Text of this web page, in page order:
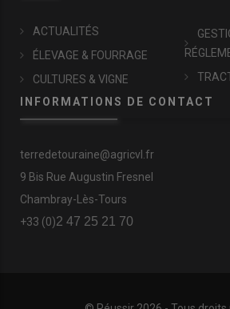
ACTUALITÉS
ÉLEVAGE & FOURRAGE
CULTURES & VIGNE
INFORMATIONS DE CONTACT
terredetouraine@agricvl.fr
9 Bis Rue Augustin Fresnel
Chambray-Lès-Tours
+33 (0)2 47 25 21 70